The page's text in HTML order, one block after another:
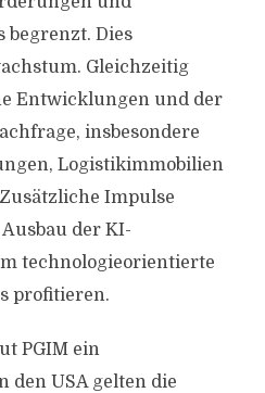
begrenzt. Dies
Gleichzeitig
Entwicklungen und der
insbesondere
Logistikimmobilien
Impulse
der KI-
technologieorientierte
profitieren.
PGIM ein
den USA gelten die